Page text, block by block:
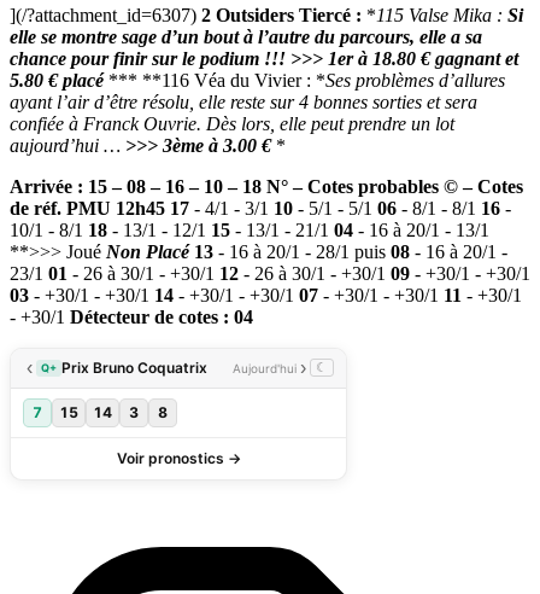
](/?attachment_id=6307) 2 Outsiders Tiercé : *115 Valse Mika : Si
elle se montre sage d’un bout à l’autre du parcours, elle a sa
chance pour finir sur le podium !!! >>> 1er à 18.80 € gagnant et
5.80 € placé*** **116 Véa du Vivier : *Ses problèmes d’allures
ayant l’air d’être résolu, elle reste sur 4 bonnes sorties et sera
confiée à Franck Ouvrie. Dès lors, elle peut prendre un lot
aujourd’hui … >>> 3ème à 3.00 €*
Arrivée : 15 – 08 – 16 – 10 – 18 N° – Cotes probables © – Cotes
de réf. PMU 12h45 17 - 4/1 - 3/1 10 - 5/1 - 5/1 06 - 8/1 - 8/1 16 -
10/1 - 8/1 18 - 13/1 - 12/1 15 - 13/1 - 21/1 04 - 16 à 20/1 - 13/1
**>>> Joué Non Placé 13 - 16 à 20/1 - 28/1 puis 08 - 16 à 20/1 -
23/1 01 - 26 à 30/1 - +30/1 12 - 26 à 30/1 - +30/1 09 - +30/1 - +30/1
03 - +30/1 - +30/1 14 - +30/1 - +30/1 07 - +30/1 - +30/1 11 - +30/1
- +30/1 Détecteur de cotes : 04